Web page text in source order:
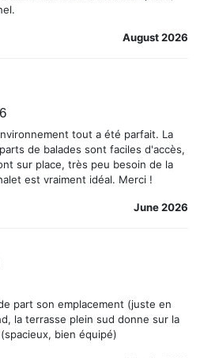
August 2026
tout a été parfait. La
de balades sont faciles d'accès,
sur place, très peu besoin de la
est vraiment idéal. Merci !
June 2026
part son emplacement (juste en
la terrasse plein sud donne sur la
bien équipé)